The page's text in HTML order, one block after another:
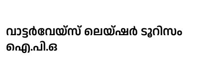
വാട്ടർവേയ്സ് ലെയ്ഷർ ടൂറിസം
ഐ.പി.ഒ